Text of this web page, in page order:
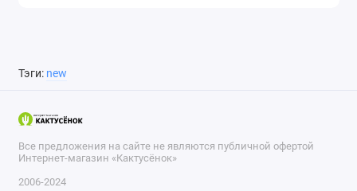
Тэги: new
Все предложения на сайте не являются публичной офертой
Интернет-магазин «Кактусёнок»
2006-2024